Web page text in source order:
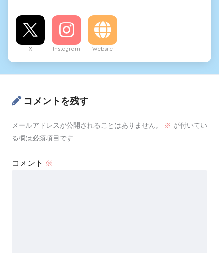
X Instagram Website
コメントを残す
メールアドレスが公開されることはありません。 ※ が付いてい
る欄は必須項目です
コメント ※